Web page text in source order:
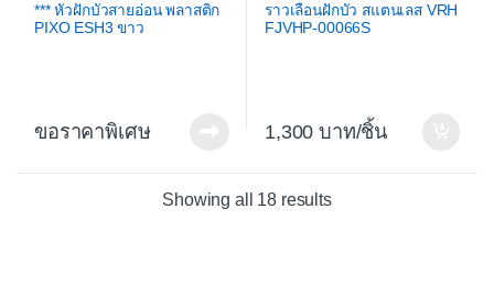
*** หัวฝักบัวสายอ่อน พลาสติก
PIXO ESH3 ขาว
ขอราคาพิเศษ
ราวเลื่อนฝักบัว สแตนเลส VRH
FJVHP-00066S
1,300 /ชิ้น
Showing all 18 resultsSorted by average